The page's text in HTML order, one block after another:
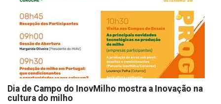
Dia de Campo do InovMilho mostra a Inovação na
cultura do milho